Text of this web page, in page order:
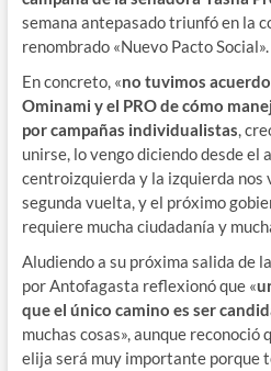
semana antepasado triunfó en la
renombrado «Nuevo Pacto Social».
En concreto, «no tuvimos
Ominami y el PRO de cómo
por campañas individualistas,
unirse, lo vengo diciendo desde el
centroizquierda y la izquierda nos
segunda vuelta, y el próximo
requiere mucha ciudadanía y
Aludiendo a su próxima salida de
por Antofagasta reflexionó que «
que el único camino es ser
muchas cosas», aunque reconoció
elija será muy importante porque